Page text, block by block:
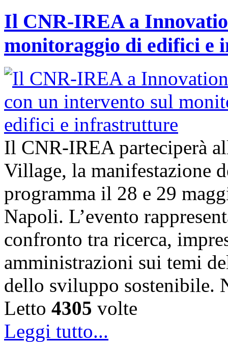
Il CNR-IREA a
monitoraggio di edifici e
Il CNR-IREA parteciperà
Village, la manifestazione
programma il 28 e 29
Napoli. L’evento
confronto tra ricerca,
amministrazioni sui temi
dello sviluppo sostenibile.
Letto 4305 volte
Leggi tutto...